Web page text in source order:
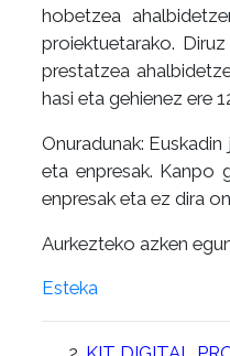
hobetzea
proiektuetarako.
prestatzea
hasi eta gehienez ere
Onuradunak:
eta enpresak. Kanpo
enpresak eta ez dira
Aurkezteko azken
Esteka